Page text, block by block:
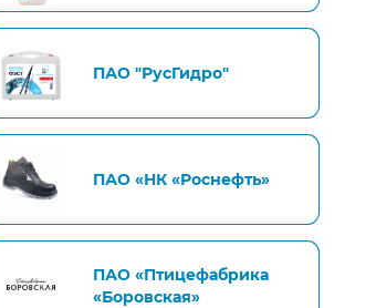
ПАО "РусГидро"
ПАО «НК «Роснефть»
ПАО «Птицефабрика
«Боровская»